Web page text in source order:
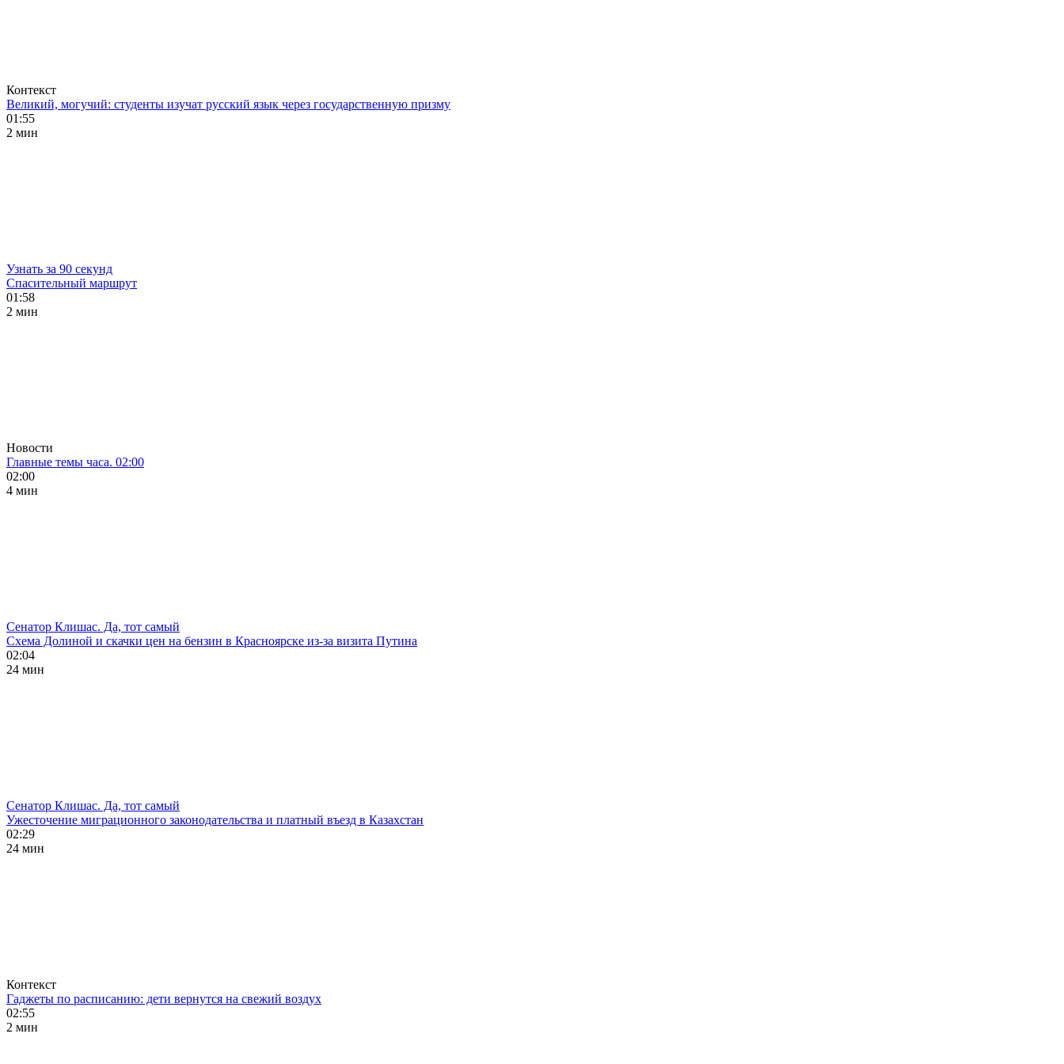
Контекст
Великий, могучий: студенты изучат русский язык через государственную призму
01:55
2 мин
Узнать за 90 секунд
Спасительный маршрут
01:58
2 мин
Новости
Главные темы часа. 02:00
02:00
4 мин
Сенатор Клишас. Да, тот самый
Схема Долиной и скачки цен на бензин в Красноярске из-за визита Путина
02:04
24 мин
Сенатор Клишас. Да, тот самый
Ужесточение миграционного законодательства и платный въезд в Казахстан
02:29
24 мин
Контекст
Гаджеты по расписанию: дети вернутся на свежий воздух
02:55
2 мин